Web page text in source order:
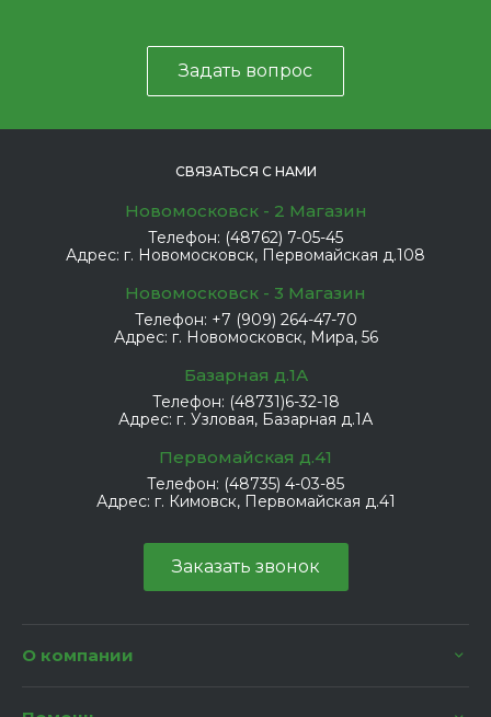
Задать вопрос
СВЯЗАТЬСЯ С НАМИ
Новомосковск - 2 Магазин
Телефон: (48762) 7-05-45
Адрес: г. Новомосковск, Первомайская д.108
Новомосковск - 3 Магазин
Телефон: +7 (909) 264-47-70
Адрес: г. Новомосковск, Мира, 56
Базарная д.1А
Телефон: (48731)6-32-18
Адрес: г. Узловая, Базарная д.1А
Первомайская д.41
Телефон: (48735) 4-03-85
Адрес: г. Кимовск, Первомайская д.41
Заказать звонок
О компании